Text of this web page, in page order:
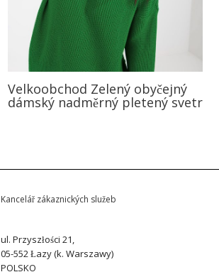
Velkoobchod Zelený obyčejný
dámský nadměrný pletený svetr
Kancelář zákaznických služeb
ul. Przyszłości 21,
05-552 Łazy (k. Warszawy)
POLSKO